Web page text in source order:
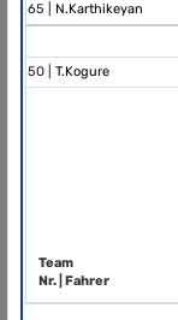
65 | N.Karthikeyan
50 | T.Kogure
Team
Nr. | Fahrer